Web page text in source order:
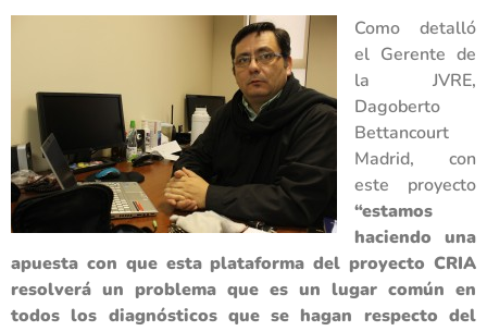
Como detalló
el Gerente de
la JVRE,
Dagoberto
Bettancourt
Madrid, con
este proyecto
“estamos
haciendo una
apuesta con que esta plataforma del proyecto CRIA
resolverá un problema que es un lugar común en
todos los diagnósticos que se hagan respecto del